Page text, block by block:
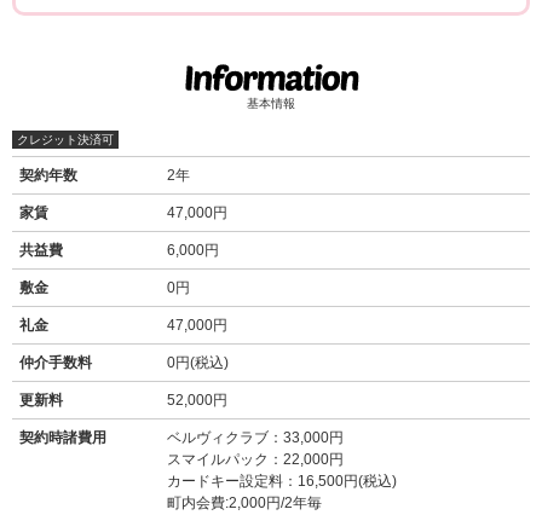
基本情報
クレジット決済可
契約年数 2年
家賃 47,000円
共益費 6,000円
敷金 0円
礼金 47,000円
仲介手数料 0円(税込)
更新料 52,000円
契約時諸費用
ベルヴィクラブ：33,000円
スマイルパック：22,000円
カードキー設定料：16,500円(税込)
町内会費:2,000円/2年毎